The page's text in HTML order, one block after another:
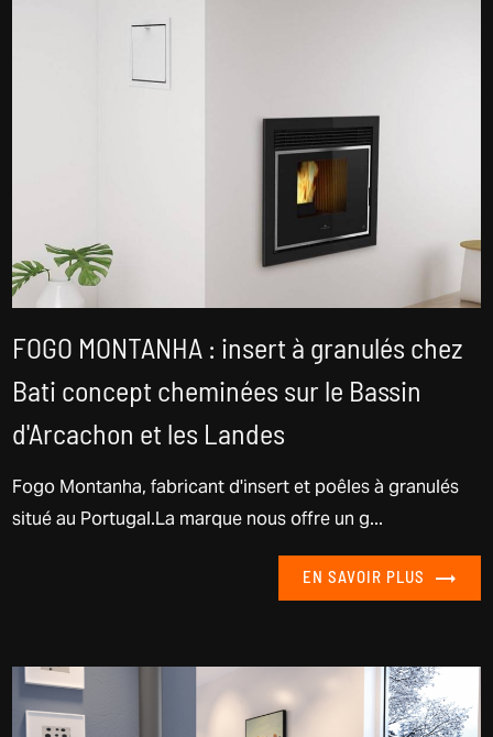
FOGO MONTANHA : insert à granulés chez
Bati concept cheminées sur le Bassin
d'Arcachon et les Landes
Fogo Montanha, fabricant d'insert et poêles à granulés
situé au Portugal.La marque nous offre un g...
EN SAVOIR PLUS